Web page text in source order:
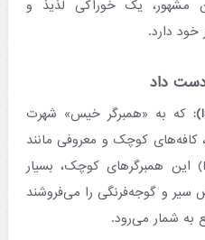
مشهور، یک خوراکی لذیذ و
دارد.
دست داد
که به «همبرگر خیس» شهرت
کافه‌های کوچک و معروفی مانند
«کیزیل کایالار» (Kızılkayalar) این همبرگرهای کوچک، بسیار
و گوجه‌فرنگی را می‌فروشند
به شمار می‌رود.